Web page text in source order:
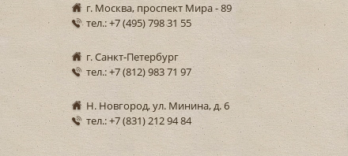
г. Москва, проспект Мира - 89
тел.: +7 (495) 798 31 55
г. Санкт-Петербург
тел.: +7 (812) 983 71 97
Н. Новгород, ул. Минина, д. 6
тел.: +7 (831) 212 94 84